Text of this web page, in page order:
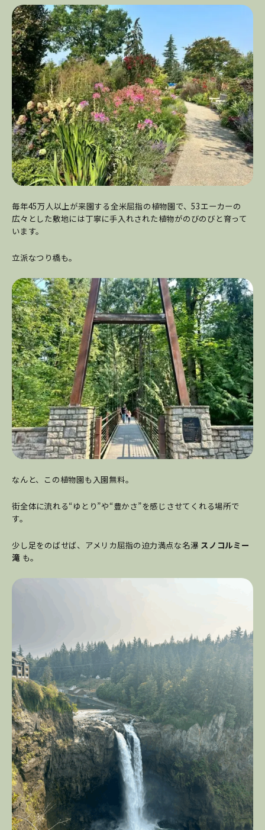
毎年45万人以上が来園する全米屈指の植物園で、53エーカーの
広々とした敷地には丁寧に手入れされた植物がのびのびと育って
います。
立派なつり橋も。
なんと、この植物園も入園無料。
街全体に流れる“ゆとり”や“豊かさ”を感じさせてくれる場所で
す。
少し足をのばせば、アメリカ屈指の迫力満点な名瀑 スノコルミー
滝 も。